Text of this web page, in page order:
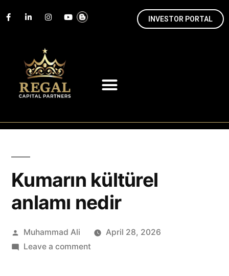
INVESTOR PORTAL
Kumarın kültürel
anlamı nedir
Muhammad Ali
April 28, 2026
Leave a comment